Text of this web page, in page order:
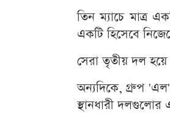
তিন ম্যাচে মাত্র
একটি হিসেবে
সেরা তৃতীয় দল
অন্যদিকে, গ্রুপ
স্থানধারী দলগুলোর